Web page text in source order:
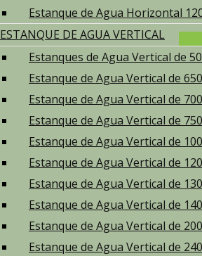
Estanque de Agua Horizontal
ESTANQUE DE AGUA VERTICAL
Estanques de Agua Vertical de
Estanque de Agua Vertical de
Estanque de Agua Vertical de
Estanque de Agua Vertical de
Estanque de Agua Vertical de
Estanque de Agua Vertical de
Estanque de Agua Vertical de
Estanque de Agua Vertical de
Estanque de Agua Vertical de
Estanque de Agua Vertical de